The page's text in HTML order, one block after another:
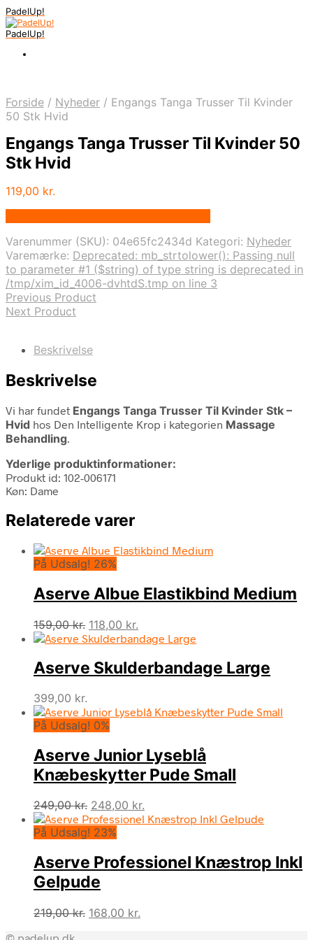
PadelUp!
PadelUp!
Forside / Nyheder / Engangs Tanga Trusser Til Kvinder
50 Stk Hvid
Engangs Tanga Trusser Til Kvinder 50
Stk Hvid
119,00 kr.
Varenummer (SKU): 04e65fc2434d Kategori: Nyheder
Varemærke: Deprecated: mb_strtolower(): Passing null
to parameter #1 ($string) of type string is deprecated in
/tmp/xim_id_4006-dvhtdS.tmp on line 3
Previous Product
Next Product
Beskrivelse
Beskrivelse
Vi har fundet Engangs Tanga Trusser Til Kvinder Stk –
Hvid hos Den Intelligente Krop i kategorien Massage
Behandling.
Yderlige produktinformationer:
Produkt id: 102-006171
Køn: Dame
Relaterede varer
På Udsalg! 26%
Aserve Albue Elastikbind Medium
159,00kr. Den
oprindelige
var:
159,00 kr..
118,00 kr.
aktuelle
er:
118,00 kr..
Aserve Skulderbandage Large
399,00 kr.
På Udsalg! 0%
Aserve Junior Lyseblå
Knæbeskytter Pude Small
249,00kr. Den
oprindelige
pris
249,00 kr..
248,00 kr.
aktuelle
248,00 kr..
På Udsalg! 23%
Aserve Professionel Knæstrop Inkl
Gelpude
219,00kr. Den
168,00 kr.
© padelup.dk